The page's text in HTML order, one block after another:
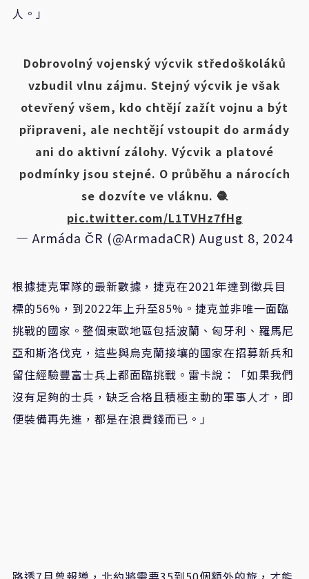
人。」
Dobrovolný vojenský výcvik středoškoláků
vzbudil vlnu zájmu. Stejný výcvik je však
otevřený všem, kdo chtějí zažít vojnu a být
připraveni, ale nechtějí vstoupit do armády
ani do aktivní zálohy. Výcvik a platové
podmínky jsou stejné. O průběhu a nárocích
se dozvíte ve vláknu. 🧶
pic.twitter.com/L1TVHz7fHg
— Armáda ČR (@ArmadaCR) August 8, 2024
根據捷克軍隊的最新數據，捷克在2021年達到徵兵目
標的56%，到2022年上升至85%。捷克並非唯一面臨
挑戰的國家。整個東歐地區包括波蘭、匈牙利、羅馬尼
亞和斯洛伐克，這些與烏克蘭接壤的國家在招募新兵和
留住經驗豐富士兵上都面臨挑戰。雷卡說：「如果我們
沒有足夠的士兵，缺乏合格且積極主動的軍事人才，即
便裝備再先進，都是在浪費錢而已。」